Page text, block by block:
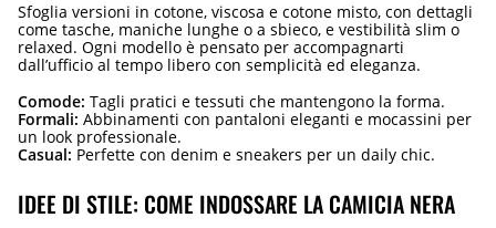
Sfoglia versioni in cotone, viscosa e cotone misto, con dettagli
come tasche, maniche lunghe o a sbieco, e vestibilità slim o
relaxed. Ogni modello è pensato per accompagnarti
dall’ufficio al tempo libero con semplicità ed eleganza.
Comode: Tagli pratici e tessuti che mantengono la forma.
Formali: Abbinamenti con pantaloni eleganti e mocassini per
un look professionale.
Casual: Perfette con denim e sneakers per un daily chic.
IDEE DI STILE: COME INDOSSARE LA CAMICIA NERA